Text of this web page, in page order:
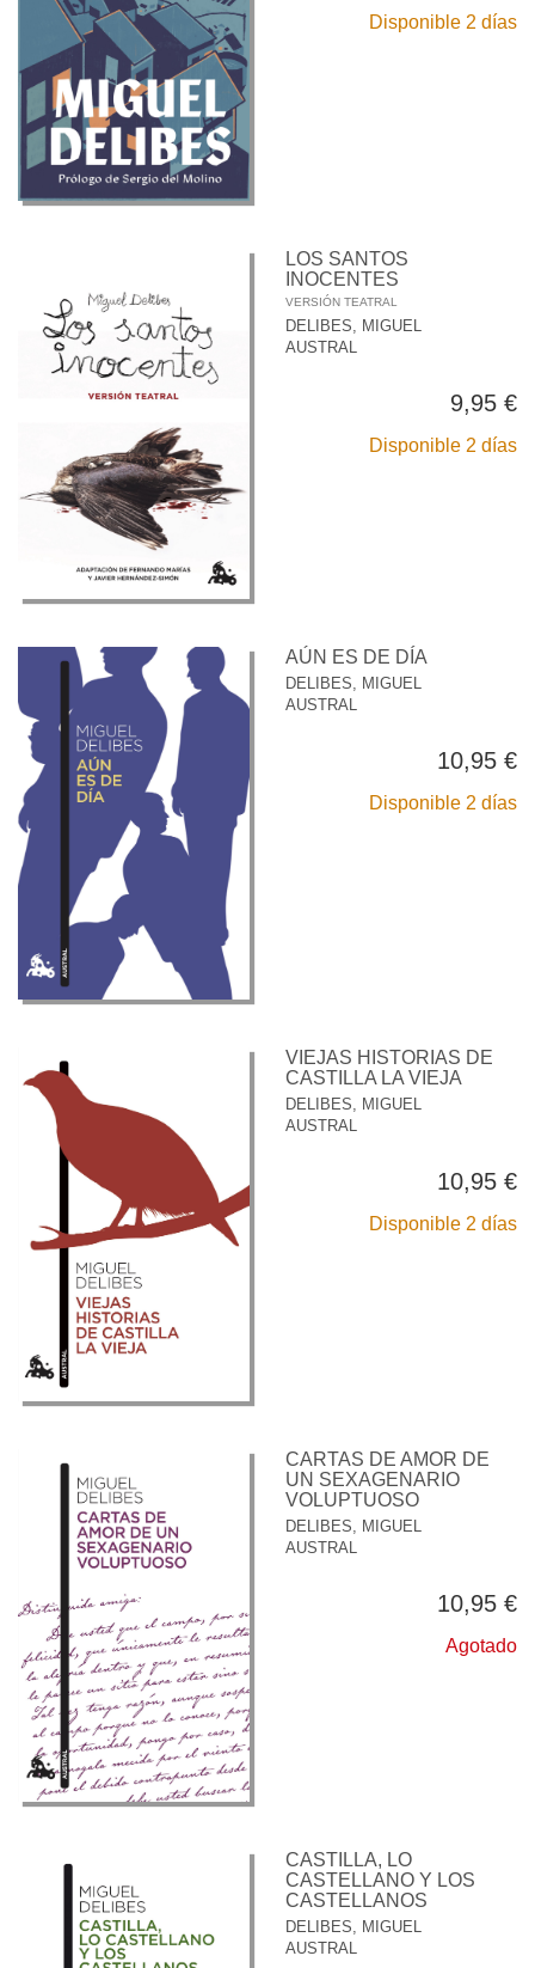
Disponible 2 días
LOS SANTOS
INOCENTES
VERSIÓN TEATRAL
DELIBES, MIGUEL
AUSTRAL
9,95 €
Disponible 2 días
AÚN ES DE DÍA
DELIBES, MIGUEL
AUSTRAL
10,95 €
Disponible 2 días
VIEJAS HISTORIAS DE
CASTILLA LA VIEJA
DELIBES, MIGUEL
AUSTRAL
10,95 €
Disponible 2 días
CARTAS DE AMOR DE
UN SEXAGENARIO
VOLUPTUOSO
DELIBES, MIGUEL
AUSTRAL
10,95 €
Agotado
CASTILLA, LO
CASTELLANO Y LOS
CASTELLANOS
DELIBES, MIGUEL
AUSTRAL